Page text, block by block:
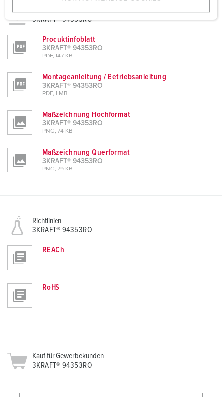
w
a
h
Planungsdaten & Downloads
3KRAFT® 94353RO
Produktinfoblatt
3KRAFT® 94353RO
PDF, 147 KB
Montageanleitung / Betriebsanleitung
3KRAFT® 94353RO
PDF, 1 MB
Maßzeichnung Hochformat
3KRAFT® 94353RO
PNG, 74 KB
Maßzeichnung Querformat
3KRAFT® 94353RO
PNG, 79 KB
Richtlinien
3KRAFT® 94353RO
REACh
RoHS
Kauf für Gewerbekunden
3KRAFT® 94353RO